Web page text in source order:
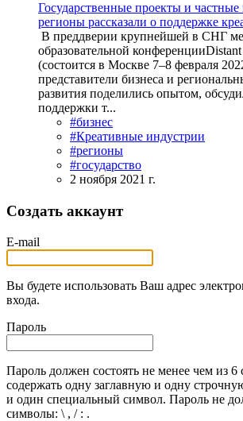
Государственные проекты и
регионы рассказали о поддержке
В преддверии крупнейшей в СНГ
образовательной
(состоится в Москве 7‒8 февраля
представители бизнеса и
развития поделились опытом,
поддержки т...
#бизнес
#Креативные индустрии
#регионы
#государство
2 ноября 2021 г.
Создать аккаунт
E-mail
Вы будете использовать Ваш адрес
входа.
Пароль
Пароль должен состоять не менее чем из 6
содержать одну заглавную и одну
и один специальный символ. Пароль не
символы: \ , / : .